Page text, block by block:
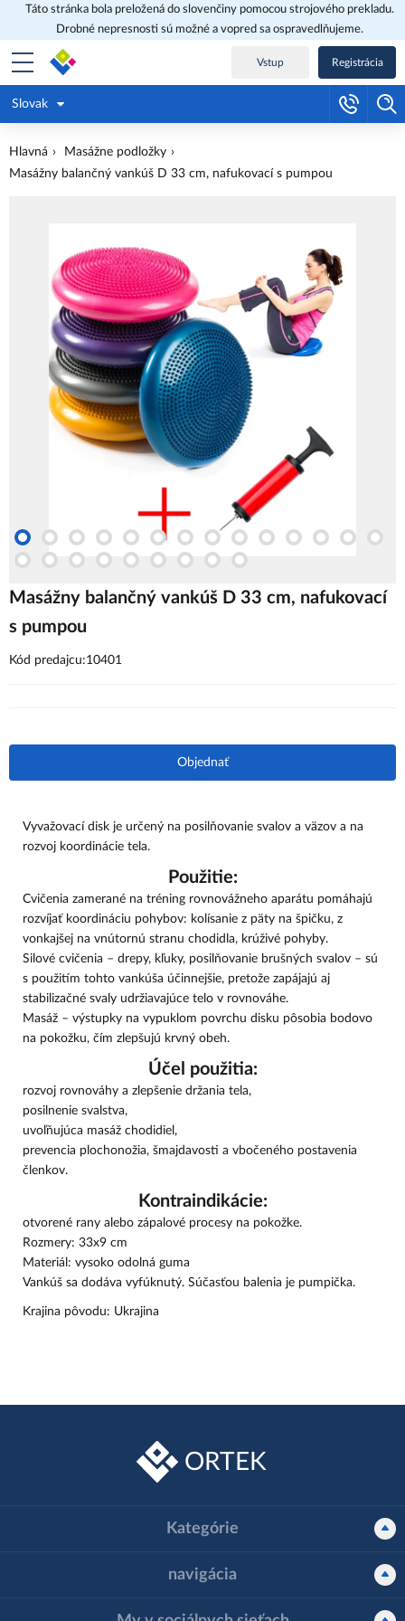
Táto stránka bola preložená do slovenčiny pomocou strojového prekladu.
Drobné nepresnosti sú možné a vopred sa ospravedlňujeme.
Vstup Registrácia
Slovak
Hlavná
Masážne podložky
Masážny balančný vankúš D 33 cm, nafukovací s pumpou
Masážny balančný vankúš D 33 cm, nafukovací
s pumpou
Kód predajcu:10401
Objednať
Vyvažovací disk je určený na posilňovanie svalov a väzov a na
rozvoj koordinácie tela.
Použitie:
Cvičenia zamerané na tréning rovnovážneho aparátu pomáhajú
rozvíjať koordináciu pohybov: kolísanie z päty na špičku, z
vonkajšej na vnútornú stranu chodidla, krúživé pohyby.
Silové cvičenia – drepy, kľuky, posilňovanie brušných svalov – sú
s použitím tohto vankúša účinnejšie, pretože zapájajú aj
stabilizačné svaly udržiavajúce telo v rovnováhe.
Masáž – výstupky na vypuklom povrchu disku pôsobia bodovo
na pokožku, čím zlepšujú krvný obeh.
Účel použitia:
rozvoj rovnováhy a zlepšenie držania tela,
posilnenie svalstva,
uvoľňujúca masáž chodidiel,
prevencia plochonožia, šmajdavosti a vbočeného postavenia
členkov.
Kontraindikácie:
otvorené rany alebo zápalové procesy na pokožke.
Rozmery: 33х9 cm
Materiál: vysoko odolná guma
Vankúš sa dodáva vyfúknutý. Súčasťou balenia je pumpička.
Krajina pôvodu: Ukrajina
ORTEK
Kategórie
navigácia